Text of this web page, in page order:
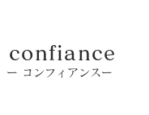
confiance
​ー コンフィアンスー